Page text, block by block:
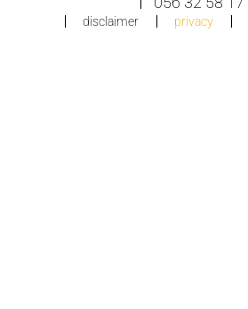
disclaimer privacy